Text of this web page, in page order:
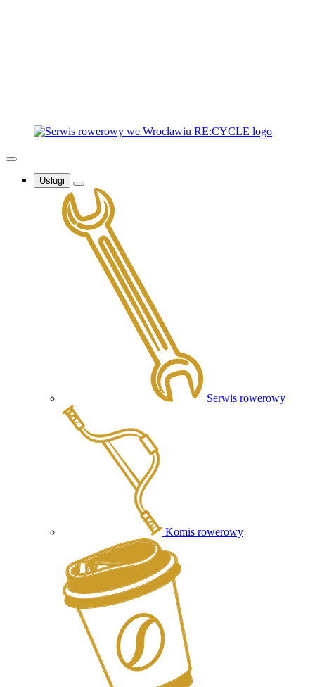
Usługi
Serwis rowerowy
Komis rowerowy